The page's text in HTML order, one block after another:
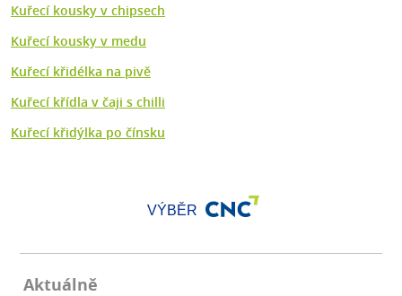
Kuřecí kousky v chipsech
Kuřecí kousky v medu
Kuřecí křidélka na pivě
Kuřecí křídla v čaji s chilli
Kuřecí křidýlka po čínsku
VÝBĚR
Aktuálně